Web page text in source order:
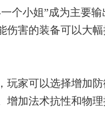
个小姐”成为主要
害的装备可以大幅
玩家可以选择增加
增加法术抗性和物